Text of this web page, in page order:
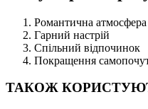
Романтична атмосфера
Гарний настрій
Спільний відпочинок
Покращення
ТАКОЖ